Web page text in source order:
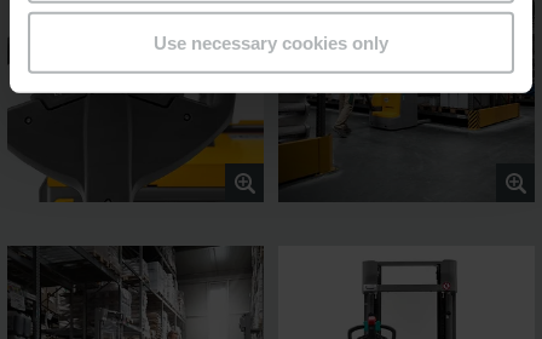
Use necessary cookies only